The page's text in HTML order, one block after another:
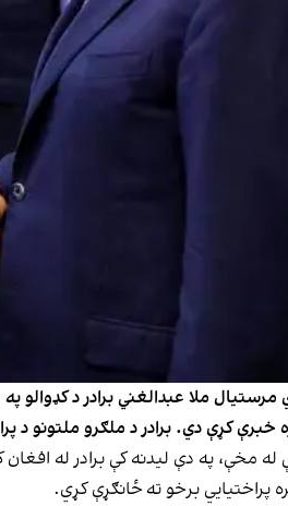
مرستیال ملا عبدالغني برادر د
خبرې کړې دي. برادر د ملګرو ملتونو د
له مخې، په دې لیدنه کې برادر له
پراختیایي برخو ته ځانګړې کړي.